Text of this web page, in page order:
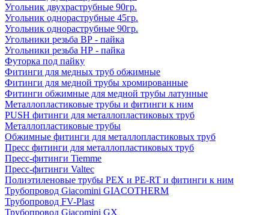
Угольник двухраструбные 90гр.
Угольник однораструбные 45гр.
Угольник однораструбные 90гр.
Угольники резьба ВР - пайка
Угольники резьба НР - пайка
Футорка под пайку
Фитинги для медных труб обжимные
Фитинги для медной трубы хромированные
Фитинги обжимные для медной трубы латунные
Металлопластиковые трубы и фитинги к ним
PUSH фитинги для металлопластиковых труб
Металлопластиковые трубы
Обжимные фитинги для металлопластиковых труб
Пресс фитинги для металлопластиковых труб
Пресс-фитинги Tiemme
Пресс-фитинги Valtec
Полиэтиленовые трубы PEX и PE-RT и фитинги к ним
Трубопровод Giacomini GIACOTHERM
Трубопровод FV-Plast
Трубопровод Giacomini GX